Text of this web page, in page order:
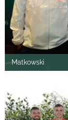
Matkowski